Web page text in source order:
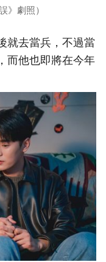
》劇照）
就去當兵，不過當
而他也即將在今年